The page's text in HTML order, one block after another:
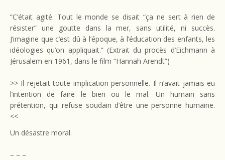
“C’était agité. Tout le monde se disait “ça ne sert à rien de
résister” une goutte dans la mer, sans utilité, ni succès.
J’imagine que c’est dû à l’époque, à l’éducation des enfants, les
idéologies qu’on appliquait.” (Extrait du procès d’Eichmann à
Jérusalem en 1961, dans le film “Hannah Arendt”)
>> Il rejetait toute implication personnelle. Il n’avait jamais eu
l’intention de faire le bien ou le mal. Un humain sans
prétention, qui refuse soudain d’être une personne humaine.
<<
Un désastre moral.
– – –